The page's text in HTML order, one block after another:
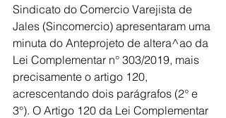
Sindicato do Comercio Varejista de
Jales (Sincomercio) apresentaram uma
minuta do Anteprojeto de altera^ao da
Lei Complementar n° 303/2019, mais
precisamente o artigo 120,
acrescentando dois parágrafos (2° e
3°). O Artigo 120 da Lei Complementar